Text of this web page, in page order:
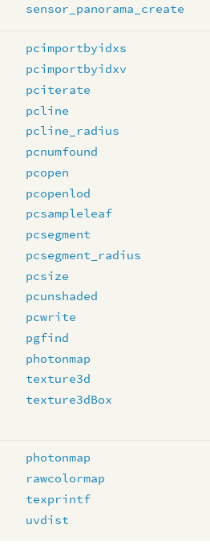
sensor_panorama_create
pcimportbyidxs
pcimportbyidxv
pciterate
pcline
pcline_radius
pcnumfound
pcopen
pcopenlod
pcsampleleaf
pcsegment
pcsegment_radius
pcsize
pcunshaded
pcwrite
pgfind
photonmap
texture3d
texture3dBox
photonmap
rawcolormap
texprintf
uvdist